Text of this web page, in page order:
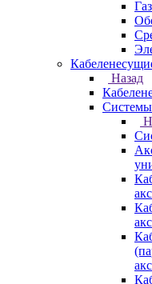
Назад
Системы